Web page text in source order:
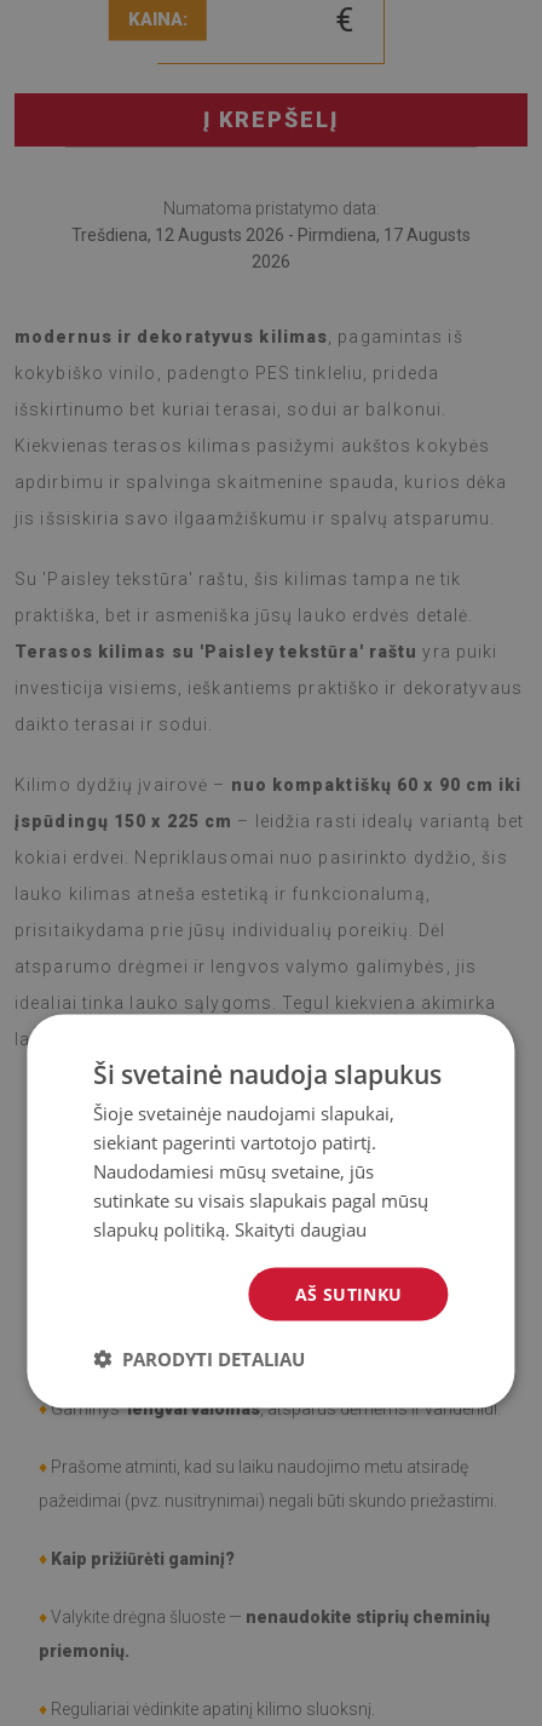
KAINA: €
Į KREPŠELĮ
Numatoma pristatymo data:
Trešdiena, 12 Augusts 2026 - Pirmdiena, 17 Augusts
2026
modernus ir dekoratyvus kilimas , pagamintas iš
kokybiško vinilo, padengto PES tinkleliu, prideda
išskirtinumo bet kuriai terasai, sodui ar balkonui.
Kiekvienas terasos kilimas pasižymi aukštos kokybės
apdirbimu ir spalvinga skaitmenine spauda, kurios dėka
jis išsiskiria savo ilgaamžiškumu ir spalvų atsparumu.
Su 'Paisley tekstūra' raštu, šis kilimas tampa ne tik
praktiška, bet ir asmeniška jūsų lauko erdvės detalė.
Terasos kilimas su 'Paisley tekstūra' raštu yra puiki
investicija visiems, ieškantiems praktiško ir dekoratyvaus
daikto terasai ir sodui.
Kilimo dydžių įvairovė – nuo kompaktiškų 60 x 90 cm iki
įspūdingų 150 x 225 cm – leidžia rasti idealų variantą bet
kokiai erdvei. Nepriklausomai nuo pasirinkto dydžio, šis
lauko kilimas atneša estetiką ir funkcionalumą,
prisitaikydama prie jūsų individualių poreikių. Dėl
atsparumo drėgmei ir lengvos valymo galimybės, jis
idealiai tinka lauko sąlygoms. Tegul kiekviena akimirka
lauke su šiuo kilimu tampa jaukesnė ir spalvingesnė!
Medžiaga: Vinilas padengtas PES tinkleliu.
Storis:1,6 mm
Kilimainėra neslidūs;
♦Gaminyslengvai valomas, atsparus dėmėms ir vandeniui.
♦ Prašome atminti, kad su laiku naudojimo metu atsiradę
pažeidimai (pvz. nusitrynimai) negali būti skundo priežastimi.
♦ Kaip prižiūrėti gaminį?
♦Valykite drėgna šluoste — nenaudokite stiprių cheminių
priemonių.
♦ Reguliariai vėdinkite apatinį kilimo sluoksnį.
Ši svetainė naudoja slapukus
Šioje svetainėje naudojami slapukai,
siekiant pagerinti vartotojo patirtį.
Naudodamiesi mūsų svetaine, jūs
sutinkate su visais slapukais pagal mūsų
slapukų politiką.Skaityti daugiau
AŠ SUTINKU
PARODYTI DETALIAU